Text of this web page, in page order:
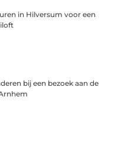
in Hilversum voor een
bij een bezoek aan de